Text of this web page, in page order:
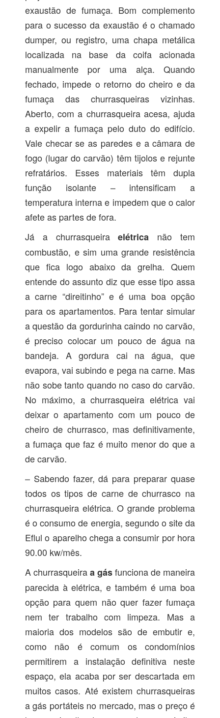
exaustão de fumaça. Bom complemento
para o sucesso da exaustão é o chamado
dumper, ou registro, uma chapa metálica
localizada na base da coifa acionada
manualmente por uma alça. Quando
fechado, impede o retorno do cheiro e da
fumaça das churrasqueiras vizinhas.
Aberto, com a churrasqueira acesa, ajuda
a expelir a fumaça pelo duto do edifício.
Vale checar se as paredes e a câmara de
fogo (lugar do carvão) têm tijolos e rejunte
refratários. Esses materiais têm dupla
função isolante – intensificam a
temperatura interna e impedem que o calor
afete as partes de fora.
Já a churrasqueiraelétrica não tem
combustão, e sim uma grande resistência
que fica logo abaixo da grelha. Quem
entende do assunto diz que esse tipo assa
a carne “direitinho” e é uma boa opção
para os apartamentos. Para tentar simular
a questão da gordurinha caindo no carvão,
é preciso colocar um pouco de água na
bandeja. A gordura cai na água, que
evapora, vai subindo e pega na carne. Mas
não sobe tanto quando no caso do carvão.
No máximo, a churrasqueira elétrica vai
deixar o apartamento com um pouco de
cheiro de churrasco, mas definitivamente,
a fumaça que faz é muito menor do que a
de carvão.
– Sabendo fazer, dá para preparar quase
todos os tipos de carne de churrasco na
churrasqueira elétrica. O grande problema
é o consumo de energia, segundo o site da
Eflul o aparelho chega a consumir por hora
90.00 kw/mês.
A churrasqueiraa gásfunciona de maneira
parecida à elétrica, e também é uma boa
opção para quem não quer fazer fumaça
nem ter trabalho com limpeza. Mas a
maioria dos modelos são de embutir e,
como não é comum os condomínios
permitirem a instalação definitiva neste
espaço, ela acaba por ser descartada em
muitos casos. Até existem churrasqueiras
a gás portáteis no mercado, mas o preço é